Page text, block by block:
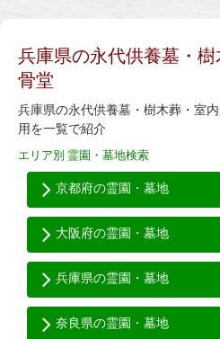
兵庫県の永代供養墓・
骨堂
兵庫県の永代供養墓・樹木葬・室
用を一覧で紹介
エリア別 霊園・墓地検索
京都府の霊園・墓地
大阪府の霊園・墓地
兵庫県の霊園・墓地
奈良県の霊園・墓地